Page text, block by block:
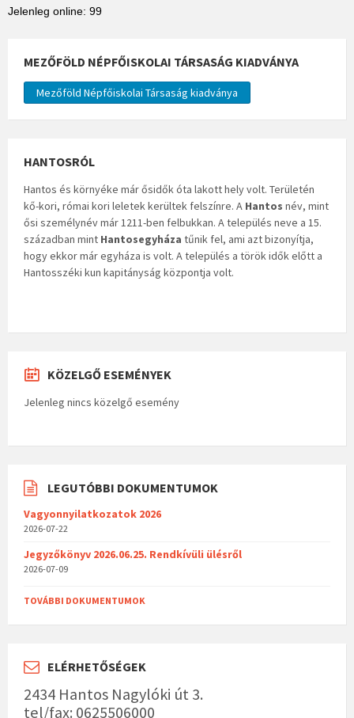
Jelenleg online: 99
MEZŐFÖLD NÉPFŐISKOLAI TÁRSASÁG KIADVÁNYA
Mezőföld Népfőiskolai Társaság kiadványa
HANTOSRÓL
Hantos és környéke már ősidők óta lakott hely volt. Területén
kő-kori, római kori leletek kerültek felszínre. A Hantos név, mint
ősi személynév már 1211-ben felbukkan. A település neve a 15.
században mint Hantosegyháza tűnik fel, ami azt bizonyítja,
hogy ekkor már egyháza is volt. A település a török idők előtt a
Hantosszéki kun kapitányság központja volt.
KÖZELGŐ ESEMÉNYEK
Jelenleg nincs közelgő esemény
LEGUTÓBBI DOKUMENTUMOK
Vagyonnyilatkozatok 2026
2026-07-22
Jegyzőkönyv 2026.06.25. Rendkívüli ülésről
2026-07-09
TOVÁBBI DOKUMENTUMOK
ELÉRHETŐSÉGEK
2434 Hantos Nagylóki út 3.
tel/fax: 0625506000